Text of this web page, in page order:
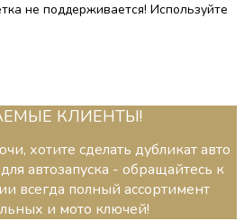
не поддерживается! Используйте
КЛИЕНТЫ!
хотите сделать дубликат авто
автозапуска - обращайтесь к
всегда полный ассортимент
и мото ключей!